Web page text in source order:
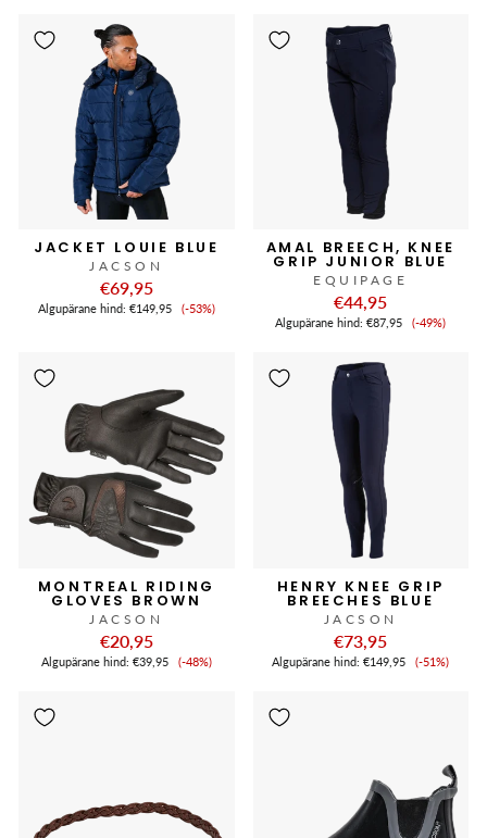
JACKET LOUIE BLUE
JACSON
€69,95
Algupärane hind: €149,95 Soodushind
(-53%)
AMAL BREECH, KNEE
GRIP JUNIOR BLUE
EQUIPAGE
€44,95
Algupärane hind:€87,95 (-49%)
MONTREAL RIDING
GLOVES BROWN
JACSON
€20,95
Algupärane hind: €39,95 Soodushind
(-48%)
HENRY KNEE GRIP
BREECHES BLUE
JACSON
€73,95
Algupärane hind:€149,95 (-51%)